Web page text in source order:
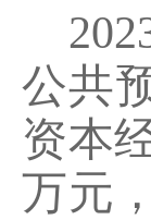
公共
资本
万元